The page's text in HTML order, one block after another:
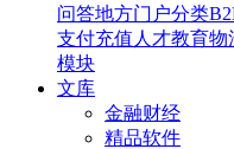
问答地方门户分类
支付充值 人才教育物
模块
文库
金融财经
精品软件